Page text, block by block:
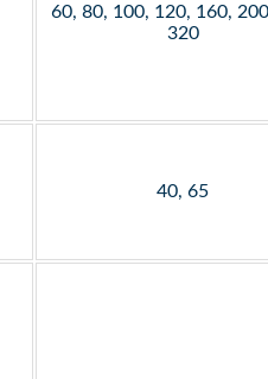
60, 80, 100, 120, 160,
320
40, 65